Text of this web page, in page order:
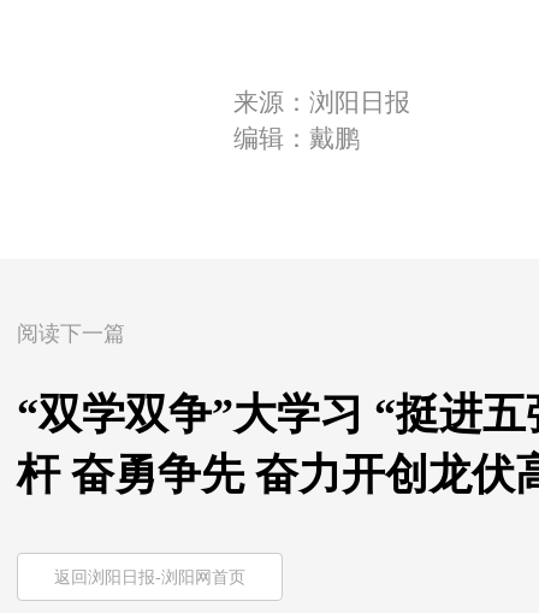
来源：浏阳日报
编辑：戴鹏
阅读下一篇
“双学双争”大学习 “挺进
杆 奋勇争先 奋力开创龙伏
返回浏阳日报-浏阳网首页